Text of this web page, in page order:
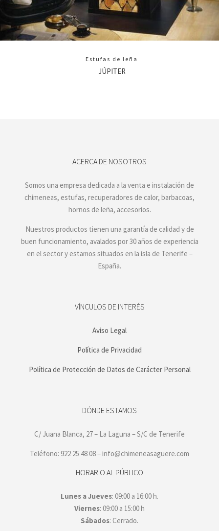
Estufas de leña
JÚPITER
ACERCA DE NOSOTROS
Somos una empresa dedicada a la venta e instalación de
chimeneas, estufas, recuperadores de calor, barbacoas,
hornos de leña, accesorios.
Nuestros productos tienen una garantía de calidad y de
buen funcionamiento, avalados por 30 años de experiencia
en el sector y estamos situados en la isla de Tenerife –
España.
VÍNCULOS DE INTERÉS
Aviso Legal
Política de Privacidad
Política de Protección de Datos de Carácter Personal
DÓNDE ESTAMOS
C/ Juana Blanca, 27 – La Laguna – S/C de Tenerife
Teléfono: 922 25 48 08 – info@chimeneasaguere.com
HORARIO AL PÚBLICO
Lunes a Jueves: 09:00 a 16:00 h.
Viernes: 09:00 a 15:00 h
Sábados: Cerrado.